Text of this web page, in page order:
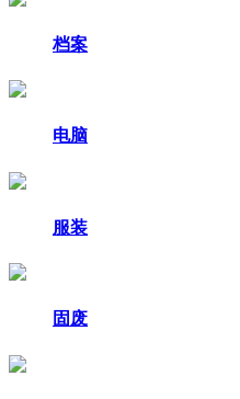
档案
电脑
服装
固废